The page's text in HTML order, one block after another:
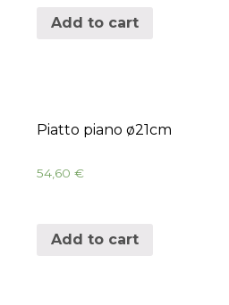
Add to cart
Piatto piano ø21cm
54,60 €
Add to cart